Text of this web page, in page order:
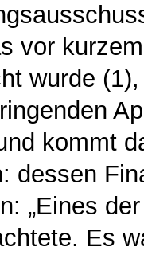
vor
wurde
kommt
dessen
„Eines
Es